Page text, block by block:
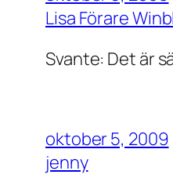
Lisa Förare
Svante: Det är
oktober 5, 2009
jenny